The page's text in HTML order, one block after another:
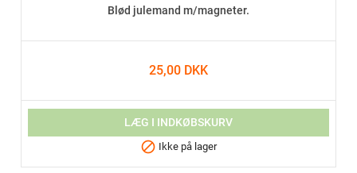
Blød julemand m/magneter.
25,00 DKK
LÆG I INDKØBSKURV
 Ikke på lager